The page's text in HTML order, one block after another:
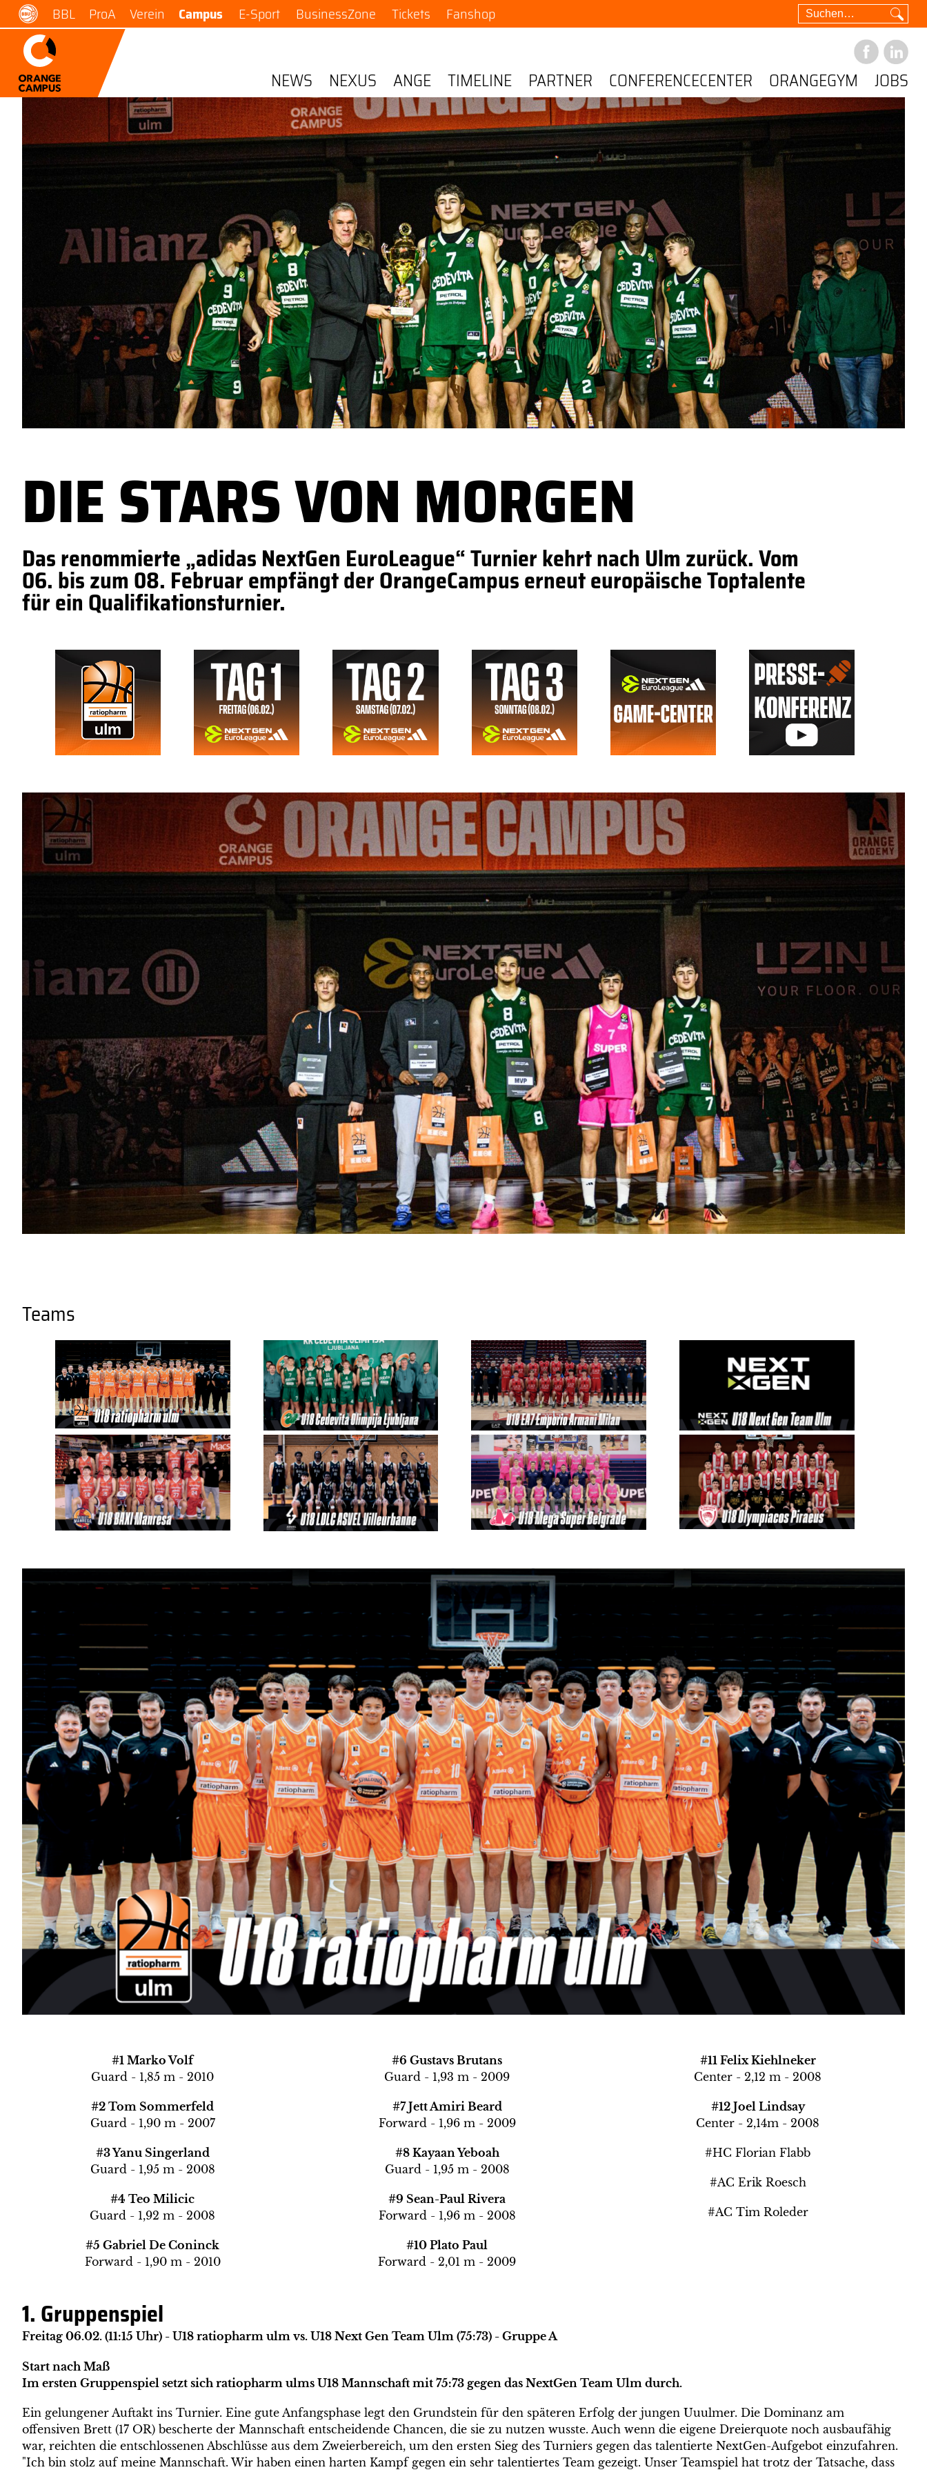
BBL ProA Verein Campus E-Sport BusinessZone Tickets Fanshop
NEWS NEXUS ANGE TIMELINE PARTNER CONFERENCECENTER ORANGEGYM JOBS
DIE STARS VON MORGEN
Das renommierte „adidas NextGen EuroLeague“ Turnier kehrt nach Ulm zurück. Vom
06. bis zum 08. Februar empfängt der OrangeCampus erneut europäische Toptalente
für ein Qualifikationsturnier.
Teams
#1 Marko Volf
Guard - 1,85 m - 2010
#2 Tom Sommerfeld
Guard - 1,90 m - 2007
#3 Yanu Singerland
Guard - 1,95 m - 2008
#4 Teo Milicic
Guard - 1,92 m - 2008
#5 Gabriel De Coninck
Forward - 1,90 m - 2010
#6 Gustavs Brutans
Guard - 1,93 m - 2009
#7 Jett Amiri Beard
Forward - 1,96 m - 2009
#8 Kayaan Yeboah
Guard - 1,95 m - 2008
#9 Sean-Paul Rivera
Forward - 1,96 m - 2008
#10 Plato Paul
Forward - 2,01 m - 2009
#11 Felix Kiehlneker
Center - 2,12 m - 2008
#12 Joel Lindsay
Center - 2,14m - 2008
#HC Florian Flabb
#AC Erik Roesch
#AC Tim Roleder
1. Gruppenspiel
Freitag 06.02. (11:15 Uhr) - U18 ratiopharm ulm vs. U18 Next Gen Team Ulm (75:73) - Gruppe A
Start nach Maß
Im ersten Gruppenspiel setzt sich ratiopharm ulms U18 Mannschaft mit 75:73 gegen das NextGen Team Ulm durch.
Ein gelungener Auftakt ins Turnier. Eine gute Anfangsphase legt den Grundstein für den späteren Erfolg der jungen Uuulmer. Die Dominanz am
offensiven Brett (17 OR) bescherte der Mannschaft entscheidende Chancen, die sie zu nutzen wusste. Auch wenn die eigene Dreierquote noch ausbaufähig
war, reichten die entschlossenen Abschlüsse aus dem Zweierbereich, um den ersten Sieg des Turniers gegen das talentierte NextGen-Aufgebot einzufahren.
"Ich bin stolz auf meine Mannschaft. Wir haben einen harten Kampf gegen ein sehr talentiertes Team gezeigt. Unser Teamspiel hat trotz der Tatsache, dass